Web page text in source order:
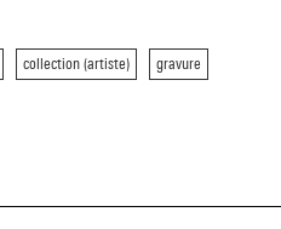
collection (artiste) gravure